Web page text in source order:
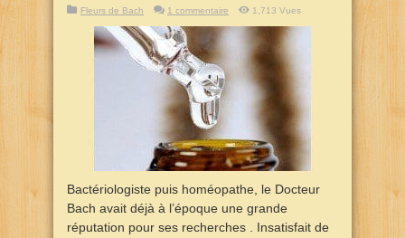
Fleurs de Bach 1 commentaire 1,713 Vues
Bactériologiste puis homéopathe, le Docteur
Bach avait déjà à l’époque une grande
réputation pour ses recherches . Insatisfait de